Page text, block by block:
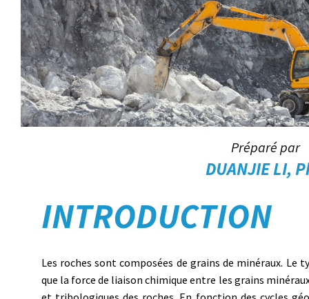
Préparé par
DUANJIE LI,
INTRODUCTION
Les roches sont composées de grains de minéraux. Le
que la force de liaison chimique entre les grains